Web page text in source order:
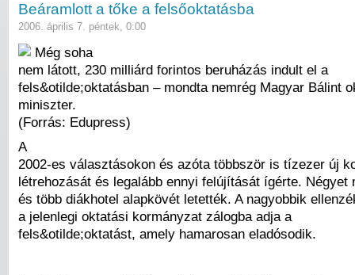
Beáramlott a tőke a felsőoktatásba
2006. április 7. péntek, 0:00
Még soha
nem látott, 230 milliárd forintos beruházás indult el a
fels&otilde;oktatásban – mondta nemrég Magyar Bálint
miniszter.
(Forrás: Edupress)
A
2002-es választásokon és azóta többször is tízezer új
létrehozását és legalább ennyi felújítását ígérte. Négyet
és több diákhotel alapkövét letették. A nagyobbik
a jelenlegi oktatási kormányzat zálogba adja a
fels&otilde;oktatást, amely hamarosan eladósodik.